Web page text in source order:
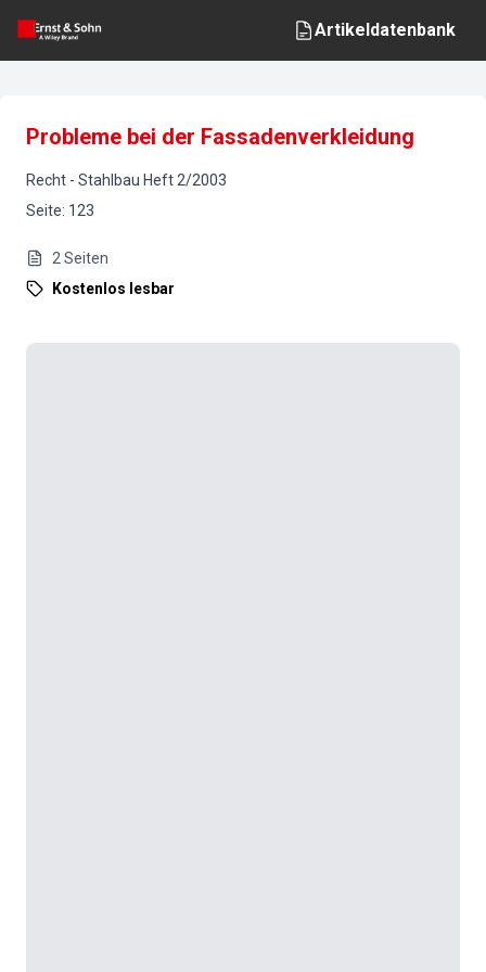
Artikeldatenbank
Probleme bei der Fassadenverkleidung
Recht - Stahlbau Heft 2/2003
Seite: 123
2 Seiten
Kostenlos lesbar